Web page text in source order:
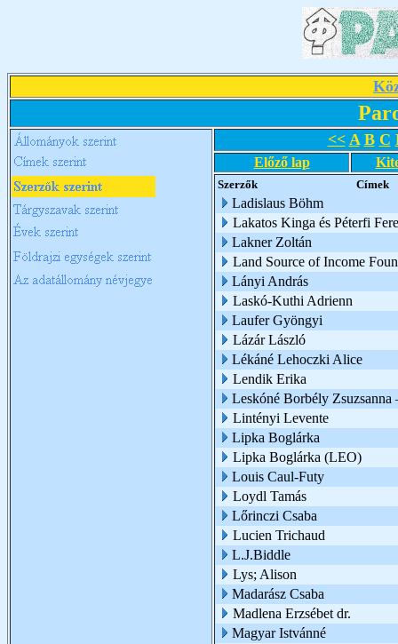
<< A B C
Előző lap
Szerzők Címek
Ladislaus Böhm
Lakatos Kinga és Péterfi
Lakner Zoltán
Land Source of Income
Lányi András
Laskó-Kuthi Adrienn
Laufer Gyöngyi
Lázár László
Lékáné Lehoczki Alice
Lendik Erika
Leskóné Borbély Zsuzsanna
Lintényi Levente
Lipka Boglárka
Lipka Boglárka (LEO)
Louis Caul-Futy
Loydl Tamás
Lőrinczi Csaba
Lucien Trichaud
L.J.Biddle
Lys; Alison
Madarász Csaba
Madlena Erzsébet dr.
Magyar Istvánné